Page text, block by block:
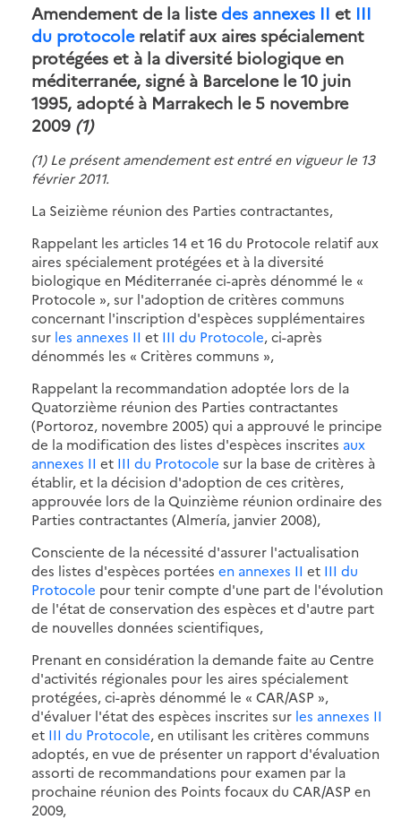
Amendement de la liste des annexes II et III
du protocolerelatif aux aires spécialement
protégées et à la diversité biologique en
méditerranée, signé à Barcelone le 10 juin
1995, adopté à Marrakech le 5 novembre
2009 (1)
(1) Le présent amendement est entré en vigueur le 13
février 2011.
La Seizième réunion des Parties contractantes,
Rappelant les articles 14 et 16 du Protocole relatif aux
aires spécialement protégées et à la diversité
biologique en Méditerranée ci-après dénommé le «
Protocole », sur l'adoption de critères communs
concernant l'inscription d'espèces supplémentaires
sur les annexes II et III du Protocole, ci-après
dénommés les « Critères communs »,
Rappelant la recommandation adoptée lors de la
Quatorzième réunion des Parties contractantes
(Portoroz, novembre 2005) qui a approuvé le principe
de la modification des listes d'espèces inscrites aux
annexes II et III du Protocole sur la base de critères à
établir, et la décision d'adoption de ces critères,
approuvée lors de la Quinzième réunion ordinaire des
Parties contractantes (Almería, janvier 2008),
Consciente de la nécessité d'assurer l'actualisation
des listes d'espèces portées en annexes II et III du
Protocole pour tenir compte d'une part de l'évolution
de l'état de conservation des espèces et d'autre part
de nouvelles données scientifiques,
Prenant en considération la demande faite au Centre
d'activités régionales pour les aires spécialement
protégées, ci-après dénommé le « CAR/ASP »,
d'évaluer l'état des espèces inscrites sur les annexes II
et III du Protocole, en utilisant les critères communs
adoptés, en vue de présenter un rapport d'évaluation
assorti de recommandations pour examen par la
prochaine réunion des Points focaux du CAR/ASP en
2009,